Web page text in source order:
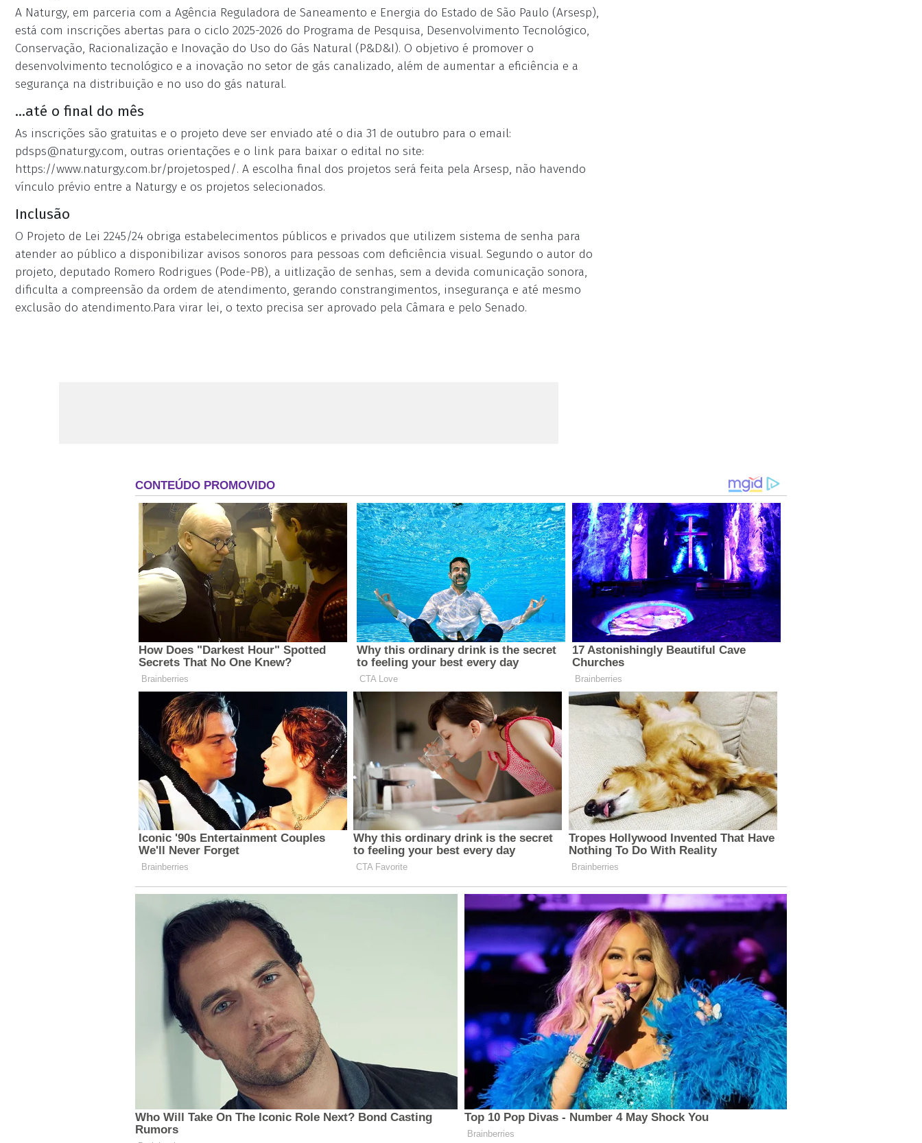
A Naturgy, em parceria com a Agência Reguladora de Saneamento e Energia do Estado de São Paulo (Arsesp),
está com inscrições abertas para o ciclo 2025-2026 do Programa de Pesquisa, Desenvolvimento Tecnológico,
Conservação, Racionalização e Inovação do Uso do Gás Natural (P&D&I). O objetivo é promover o
desenvolvimento tecnológico e a inovação no setor de gás canalizado, além de aumentar a eficiência e a
segurança na distribuição e no uso do gás natural.
...até o final do mês
As inscrições são gratuitas e o projeto deve ser enviado até o dia 31 de outubro para o email:
pdsps@naturgy.com, outras orientações e o link para baixar o edital no site:
https://www.naturgy.com.br/projetosped/. A escolha final dos projetos será feita pela Arsesp, não havendo
vínculo prévio entre a Naturgy e os projetos selecionados.
Inclusão
O Projeto de Lei 2245/24 obriga estabelecimentos públicos e privados que utilizem sistema de senha para
atender ao público a disponibilizar avisos sonoros para pessoas com deficiência visual. Segundo o autor do
projeto, deputado Romero Rodrigues (Pode-PB), a uitlização de senhas, sem a devida comunicação sonora,
dificulta a compreensão da ordem de atendimento, gerando constrangimentos, insegurança e até mesmo
exclusão do atendimento.Para virar lei, o texto precisa ser aprovado pela Câmara e pelo Senado.